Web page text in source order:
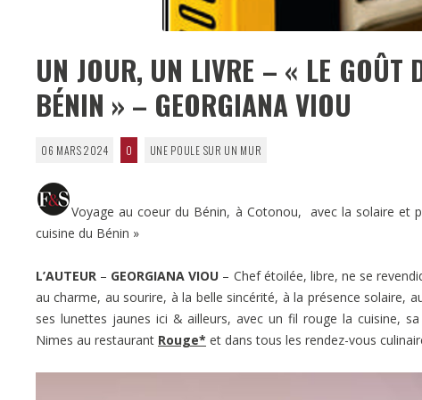
UN JOUR, UN LIVRE – « LE GOÛT
BÉNIN » – GEORGIANA VIOU
06 MARS 2024 0 UNE POULE SUR UN MUR
Voyage au coeur du Bénin, à Cotonou, avec la solaire et
cuisine du Bénin »
L’AUTEUR – GEORGIANA VIOU – Chef étoilée, libre, ne se
au charme, au sourire, à la belle sincérité, à la présence solaire,
ses lunettes jaunes ici & ailleurs, avec un fil rouge la cuisine,
Nimes au restaurant Rouge* et dans tous les rendez-vous